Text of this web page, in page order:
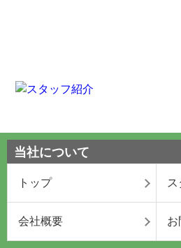
当社について
トップ
会社概要 お